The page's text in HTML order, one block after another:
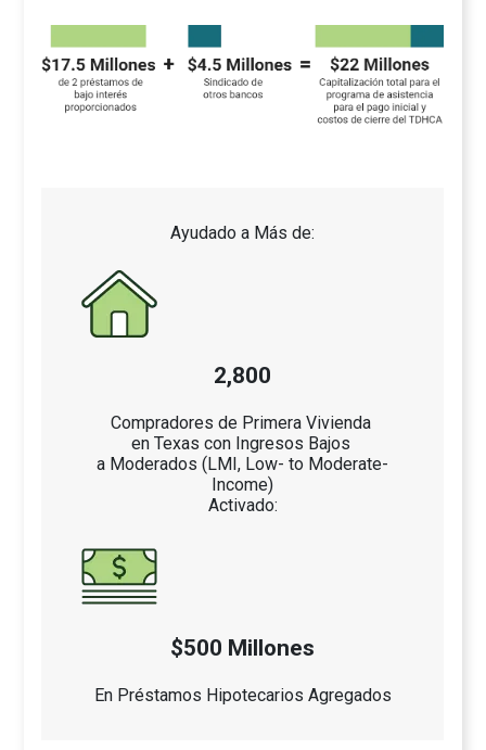
Ayudado a Más de:
2,800
Compradores de Primera Vivienda
en Texas con Ingresos Bajos
a Moderados (LMI, Low- to Moderate-
Income)
Activado:
$500 Millones
En Préstamos Hipotecarios Agregados